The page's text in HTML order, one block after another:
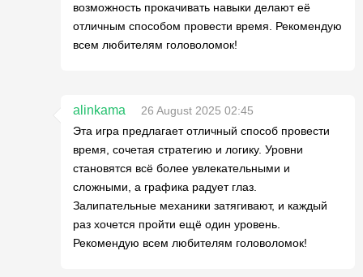
возможность прокачивать навыки делают её
отличным способом провести время. Рекомендую
всем любителям головоломок!
alinkama
26 August 2025 02:45
Эта игра предлагает отличный способ провести
время, сочетая стратегию и логику. Уровни
становятся всё более увлекательными и
сложными, а графика радует глаз.
Залипательные механики затягивают, и каждый
раз хочется пройти ещё один уровень.
Рекомендую всем любителям головоломок!